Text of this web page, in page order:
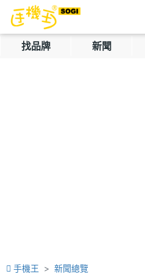
找品牌 新聞
手機王 新聞總覽